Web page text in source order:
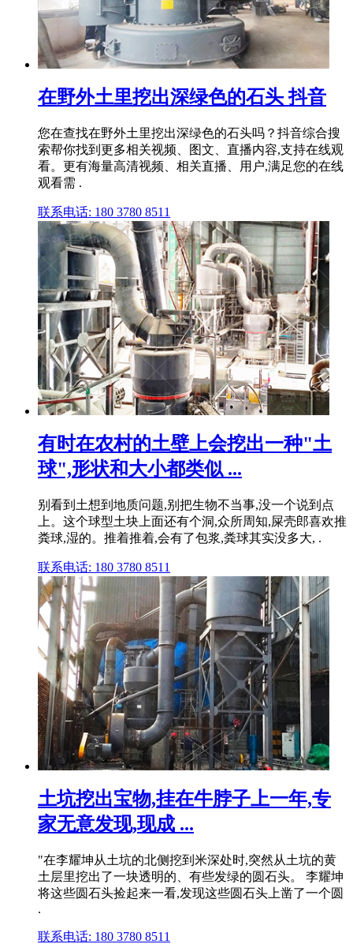
在野外土里挖出深绿色的石头 抖音
您在查找在野外土里挖出深绿色的石头吗？抖音综合搜
索帮你找到更多相关视频、图文、直播内容,支持在线观
看。更有海量高清视频、相关直播、用户,满足您的在线
观看需 .
联系电话: 180 3780 8511
有时在农村的土壁上会挖出一种"土
球",形状和大小都类似 ...
别看到土想到地质问题,别把生物不当事,没一个说到点
上。这个球型土块上面还有个洞,众所周知,屎壳郎喜欢推
粪球,湿的。推着推着,会有了包浆,粪球其实没多大, .
联系电话: 180 3780 8511
土坑挖出宝物,挂在牛脖子上一年,专
家无意发现,现成 ...
"在李耀坤从土坑的北侧挖到米深处时,突然从土坑的黄
土层里挖出了一块透明的、有些发绿的圆石头。 李耀坤
将这些圆石头捡起来一看,发现这些圆石头上凿了一个圆
.
联系电话: 180 3780 8511